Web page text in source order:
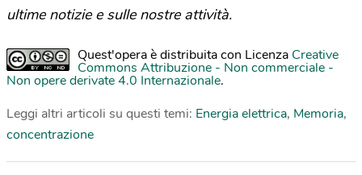
ultime notizie e sulle nostre attività.
Quest'opera è distribuita con Licenza Creative
Commons Attribuzione - Non commerciale -
Non opere derivate 4.0 Internazionale.
Leggi altri articoli su questi temi: Energia elettrica, Memoria,
concentrazione